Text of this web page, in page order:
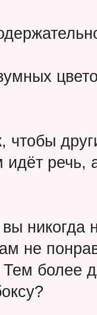
речь,
никогда
не
Тем более